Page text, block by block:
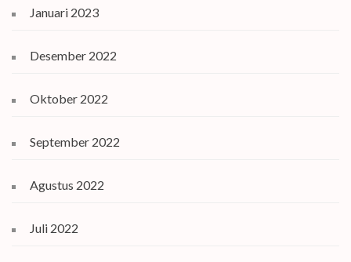
Januari 2023
Desember 2022
Oktober 2022
September 2022
Agustus 2022
Juli 2022